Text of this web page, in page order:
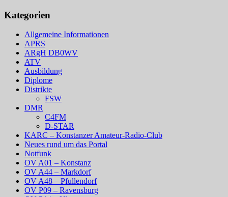
Kategorien
Allgemeine Informationen
APRS
ARgH DB0WV
ATV
Ausbildung
Diplome
Distrikte
FSW
DMR
C4FM
D-STAR
KARC – Konstanzer Amateur-Radio-Club
Neues rund um das Portal
Notfunk
OV A01 – Konstanz
OV A44 – Markdorf
OV A48 – Pfullendorf
OV P09 – Ravensburg